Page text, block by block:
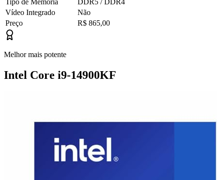
Tipo de Memória
DDR5 / DDR4
Vídeo Integrado
Não
Preço
R$ 865,00
Melhor mais potente
Intel Core i9-14900KF